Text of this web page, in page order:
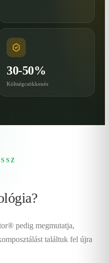
30-50%
Költségcsökkenés
pedig megmutatja,
találtuk fel újra